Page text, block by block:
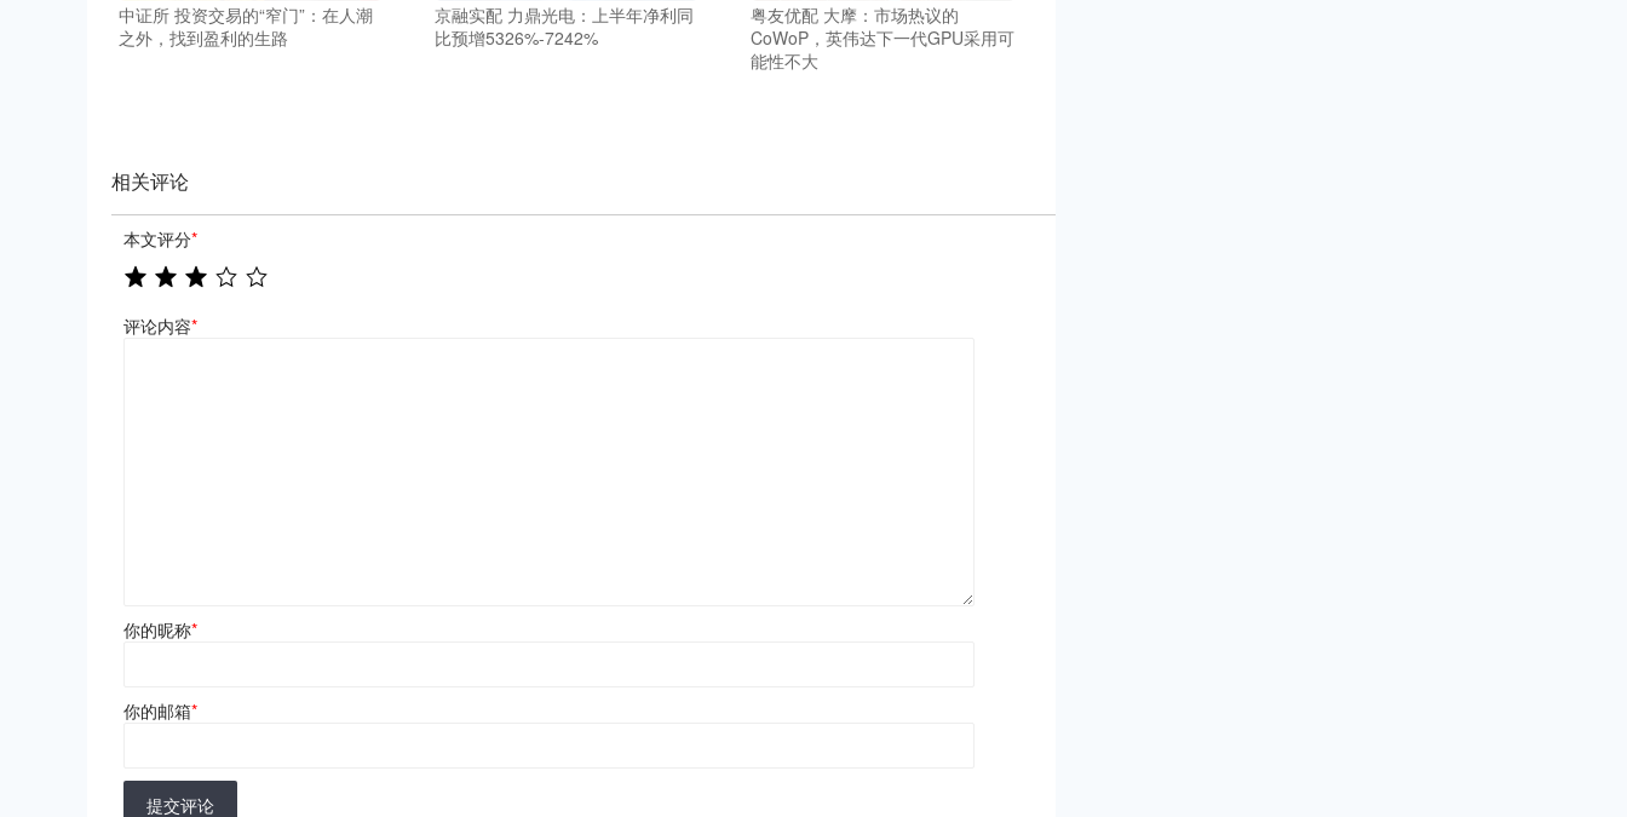
中证所 投资交易的“窄门”：在人潮
之外，找到盈利的生路
京融实配 力鼎光电：上半年净利同
比预增5326%-7242%
粤友优配 大摩：市场热议的
CoWoP，英伟达下一代GPU采用可
能性不大
相关评论
本文评分*
评论内容*
你的昵称*
你的邮箱*
提交评论